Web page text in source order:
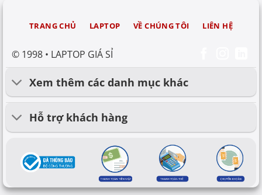
© 1998 • LAPTOP GIÁ SỈ
TRANG CHỦ LAPTOP VỀ CHÚNG TÔI LIÊN HỆ
Xem thêm các danh mục khác
Hỗ trợ khách hàng